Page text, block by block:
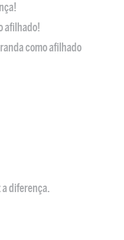
afilhado!
como afilhado
diferença.